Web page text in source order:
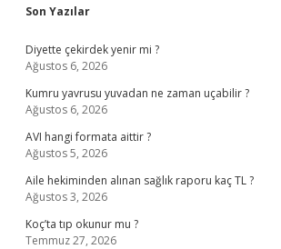
Sidebar
Son Yazılar
Diyette çekirdek yenir mi ?
Ağustos 6, 2026
Kumru yavrusu yuvadan ne zaman uçabilir ?
Ağustos 6, 2026
AVI hangi formata aittir ?
Ağustos 5, 2026
Aile hekiminden alınan sağlık raporu kaç TL ?
Ağustos 3, 2026
Koç’ta tıp okunur mu ?
Temmuz 27, 2026